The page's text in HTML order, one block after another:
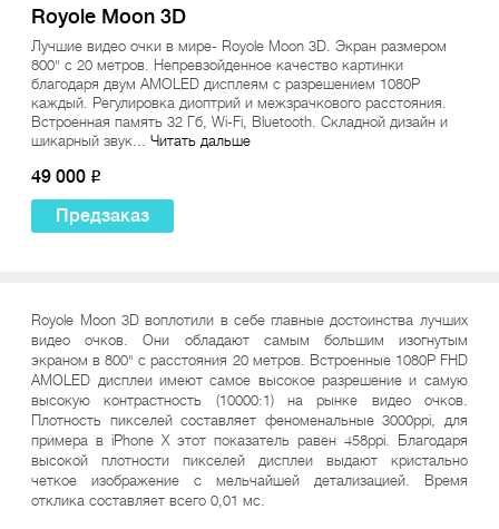
Royole Moon 3D
Лучшие видео очки в мире- Royole Moon 3D. Экран размером
800" с 20 метров. Непревзойденное качество картинки
благодаря двум AMOLED дисплеям с разрешением 1080P
каждый. Регулировка диоптрий и межзрачкового расстояния.
Встроенная память 32 Гб, Wi-Fi, Bluetooth. Складной дизайн и
шикарный звук...Читать дальше
49 000 o
Предзаказ
Royole Moon 3D воплотили в себе главные достоинства лучших
видео очков. Они обладают самым большим изогнутым
экраном в 800" с расстояния 20 метров. Встроенные 1080P FHD
AMOLED дисплеи имеют самое высокое разрешение и самую
высокую контрастность (10000:1) на рынке видео очков.
Плотность пикселей составляет феноменальные 3000ppi, для
примера в iPhone X этот показатель равен 458ppi. Благодаря
высокой плотности пикселей дисплеи выдают кристально
четкое изображение с мельчайшей детализацией. Время
отклика составляет всего 0,01 мс.